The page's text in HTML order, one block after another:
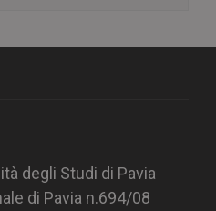
degli Studi di Pavia
di Pavia n.694/08